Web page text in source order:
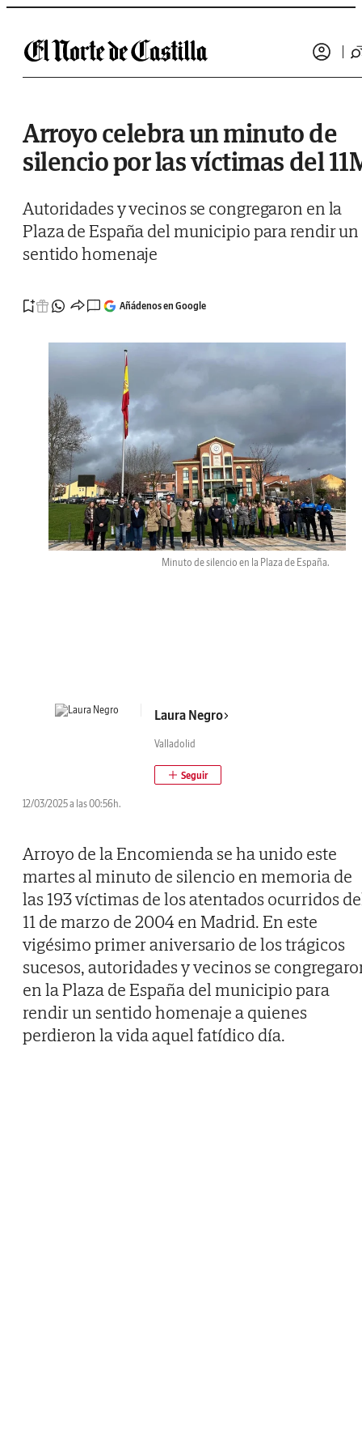
Saltar al contenido
Arroyo celebra un minuto de
silencio por las víctimas del
Autoridades y vecinos se congregaron en la
Plaza de España del municipio para rendir un
sentido homenaje
Añádenos en Google
Minuto de silencio en la Plaza de España.
Laura Negro
Valladolid
12/03/2025 a las 00:56h.
Arroyo de la Encomienda se ha unido este
martes al minuto de silencio en memoria de
las 193 víctimas de los atentados ocurridos
11 de marzo de 2004 en Madrid. En este
vigésimo primer aniversario de los trágicos
sucesos, autoridades y vecinos se
en la Plaza de España del municipio para
rendir un sentido homenaje a quienes
perdieron la vida aquel fatídico día.